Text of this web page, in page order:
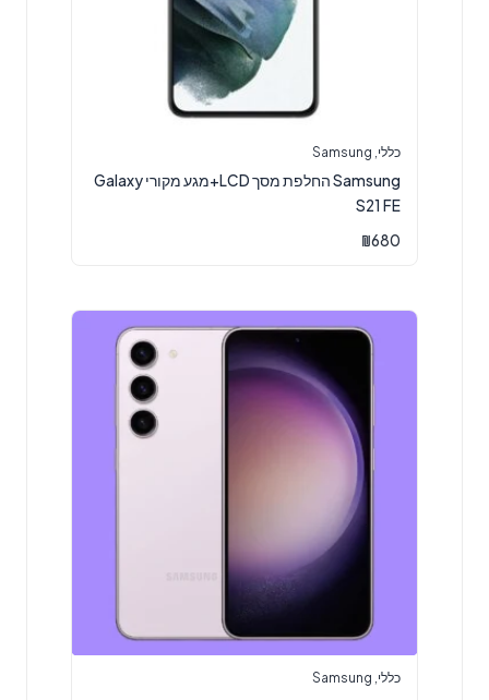
כללי Samsung
Samsung החלפת מסך LCD+מגע מקורי Galaxy
S21 FE
₪680
כללי Samsung